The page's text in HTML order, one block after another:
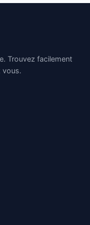
Trouvez facilement
vous.